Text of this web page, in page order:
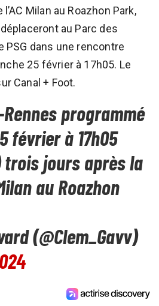
Milan au Roazhon Park,
au Parc des
PSG dans une rencontre
25 février à 17h05. Le
Canal + Foot.
Rennes programmé
février à 17h05
trois jours après la
au Roazhon
(@Clem_Gavv)